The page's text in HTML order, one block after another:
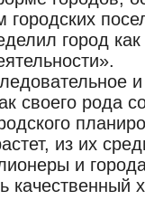
город как
и
своего рода
из их
и
качественный